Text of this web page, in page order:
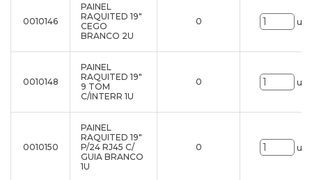
0010146
PAINEL
RAQUITED 19"
CEGO
BRANCO 2U
0
0010148
PAINEL
RAQUITED 19"
9 TOM
C/INTERR 1U
0
0010150
PAINEL
RAQUITED 19"
P/24 RJ45 C/
GUIA BRANCO
1U
0